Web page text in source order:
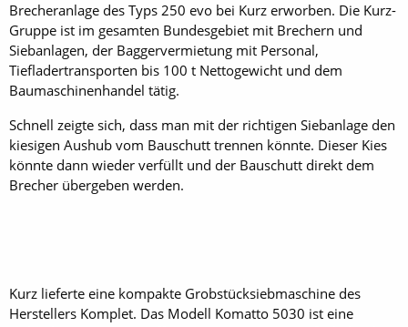
Brecheranlage des Typs 250 evo bei Kurz erworben. Die Kurz-
Gruppe ist im gesamten Bundesgebiet mit Brechern und
Siebanlagen, der Baggervermietung mit Personal,
Tiefladertransporten bis 100 t Nettogewicht und dem
Baumaschinenhandel tätig.
Schnell zeigte sich, dass man mit der richtigen Siebanlage den
kiesigen Aushub vom Bauschutt trennen könnte. Dieser Kies
könnte dann wieder verfüllt und der Bauschutt direkt dem
Brecher übergeben werden.
Kurz lieferte eine kompakte Grobstücksiebmaschine des
Herstellers Komplet. Das Modell Komatto 5030 ist eine